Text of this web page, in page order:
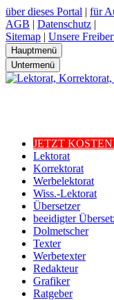
über dieses Portal | für
AGB | Datenschutz |
Sitemap | Unsere
Hauptmenü
Untermenü
JETZT
Lektorat
Korrektorat
Werbelektorat
Wiss.-Lektorat
Übersetzer
beeidigter
Dolmetscher
Texter
Werbetexter
Redakteur
Grafiker
Ratgeber